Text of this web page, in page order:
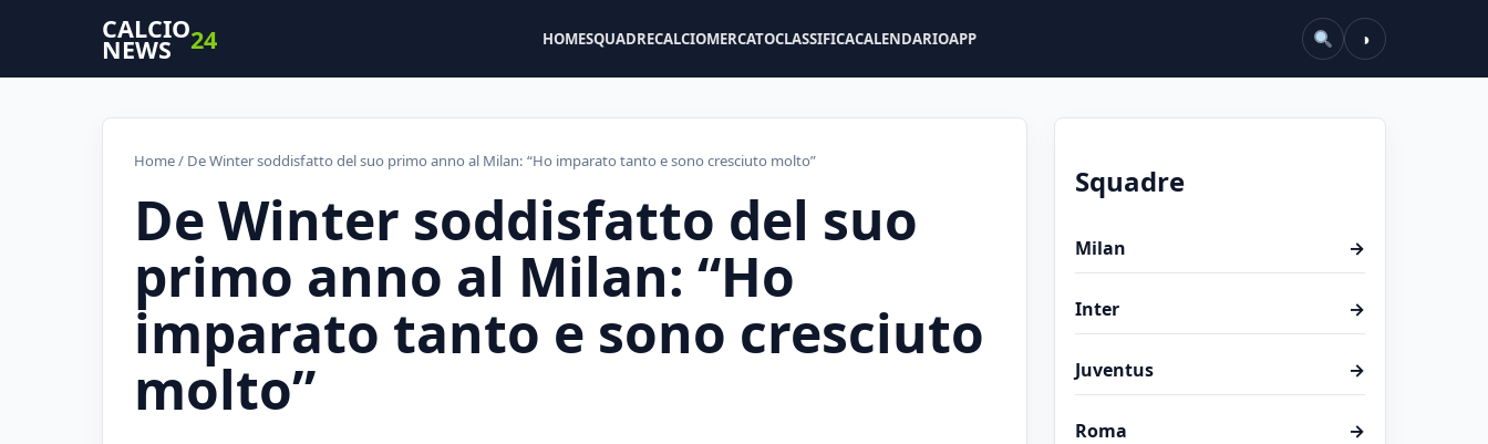
CALCIO
NEWS 24 HOMESQUADRECALCIOMERCATOCLASSIFICACALENDARIOAPP ◑
Home/ De Winter soddisfatto del suo primo anno al Milan: “Ho imparato tanto e sono cresciuto molto”
De Winter soddisfatto del suo
primo anno al Milan: “Ho
imparato tanto e sono cresciuto
molto”
Squadre
Milan →
Inter →
Juventus →
Roma →